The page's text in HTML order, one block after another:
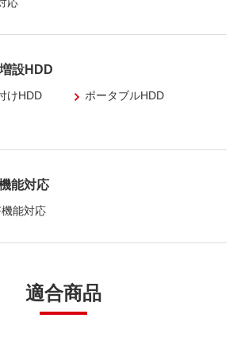
設HDD
けHDD
ポータブルHDD
能対応
能対応
適合商品